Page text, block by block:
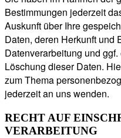
Bestimmungen jederzeit
Auskunft über Ihre
Daten, deren Herkunft und
Datenverarbeitung und
Löschung dieser Daten.
zum Thema
jederzeit an uns wenden.
RECHT AUF
VERARBEITUNG